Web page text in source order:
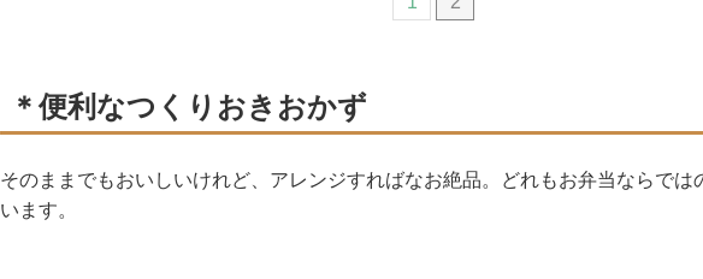
＊便利なつくりおきおかず
そのままでもおいしいけれど、アレンジすればなお絶品。どれもお弁当ならでは
います。